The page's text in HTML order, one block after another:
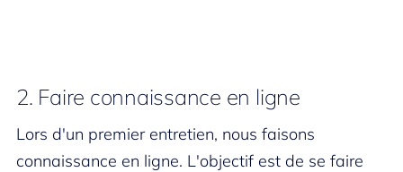
2. Faire connaissance en ligne
Lors d'un premier entretien, nous faisons
connaissance en ligne. L'objectif est de se faire